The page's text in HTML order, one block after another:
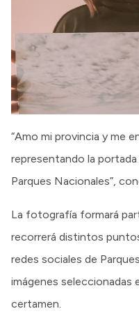
“Amo mi provincia y me
representando la portada
Parques Nacionales”,
La fotografía formará
recorrerá distintos
redes sociales de
imágenes seleccionadas
certamen.